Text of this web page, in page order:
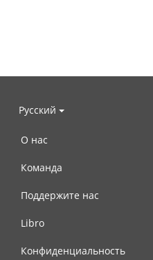
Русский
О нас
Команда
Поддержите нас
Libro
Конфиденциальность